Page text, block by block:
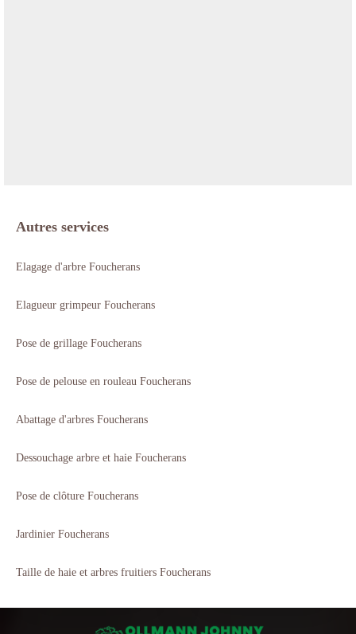
Autres services
Elagage d'arbre Foucherans
Elagueur grimpeur Foucherans
Pose de grillage Foucherans
Pose de pelouse en rouleau Foucherans
Abattage d'arbres Foucherans
Dessouchage arbre et haie Foucherans
Pose de clôture Foucherans
Jardinier Foucherans
Taille de haie et arbres fruitiers Foucherans